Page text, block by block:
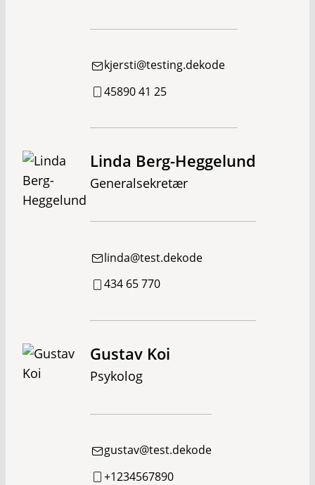
kjersti@testing.dekode
45890 41 25
Linda Berg-Heggelund
Generalsekretær
linda@test.dekode
434 65 770
Gustav Koi
Psykolog
gustav@test.dekode
+1234567890